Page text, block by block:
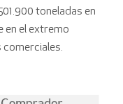
toneladas en
en el extremo
comerciales.